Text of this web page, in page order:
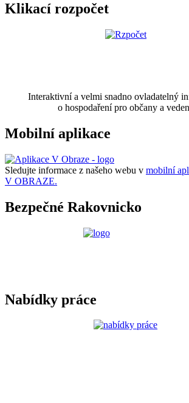
Klikací rozpočet
Interaktivní a velmi snadno ovladatelný
o hospodaření pro občany a
Mobilní aplikace
Sledujte informace z našeho webu v mobilní
V OBRAZE.
Bezpečné Rakovnicko
Nabídky práce